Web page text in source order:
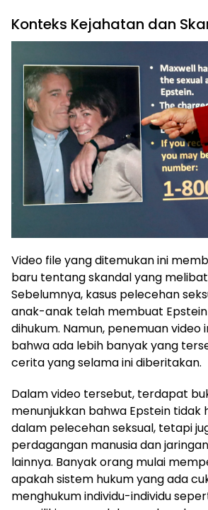
Konteks Kejahatan dan
Video file yang ditemukan ini
baru tentang skandal yang
Sebelumnya, kasus pelecehan
anak-anak telah membuat
dihukum. Namun, penemuan video
bahwa ada lebih banyak yang
cerita yang selama ini diberitakan.
Dalam video tersebut, terdapat
menunjukkan bahwa Epstein tidak
dalam pelecehan seksual, tetapi
perdagangan manusia dan
lainnya. Banyak orang mulai
apakah sistem hukum yang ada
menghukum individu-individu